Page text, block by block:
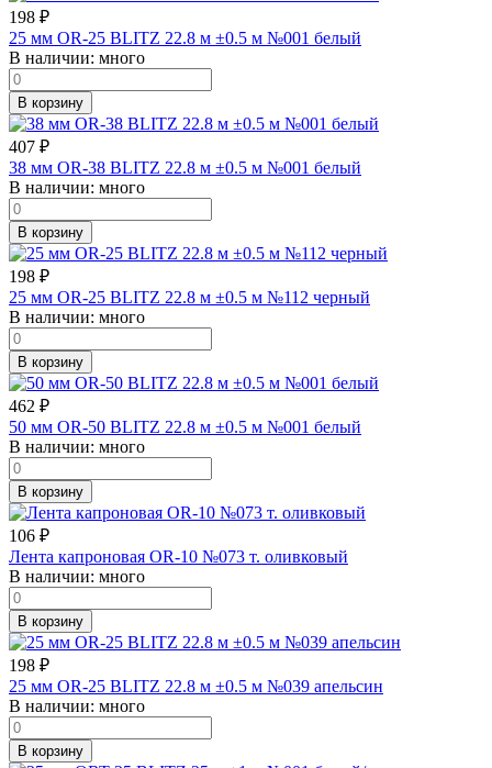
198 ₽
25 мм OR-25 BLITZ 22.8 м ±0.5 м №001 белый
В наличии: много
В корзину
407 ₽
38 мм OR-38 BLITZ 22.8 м ±0.5 м №001 белый
В наличии: много
В корзину
198 ₽
25 мм OR-25 BLITZ 22.8 м ±0.5 м №112 черный
В наличии: много
В корзину
462 ₽
50 мм OR-50 BLITZ 22.8 м ±0.5 м №001 белый
В наличии: много
В корзину
106 ₽
Лента капроновая OR-10 №073 т. оливковый
В наличии: много
В корзину
198 ₽
25 мм OR-25 BLITZ 22.8 м ±0.5 м №039 апельсин
В наличии: много
В корзину